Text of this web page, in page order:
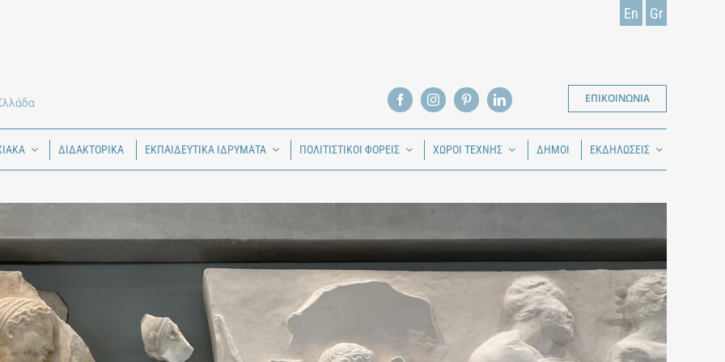
En Gr
ΕΠΙΚΟΙΝΩΝΙΑ
ΔΙΔΑΚΤΟΡΙΚΑ ΕΚΠΑΙΔΕΥΤΙΚΑ ΙΔΡΥΜΑΤΑ ΠΟΛΙΤΙΣΤΙΚΟΙ ΦΟΡΕΙΣ ΧΩΡΟΙ ΤΕΧΝΗΣ ΔΗΜΟΙ ΕΚΔΗΛΩΣΕΙΣ